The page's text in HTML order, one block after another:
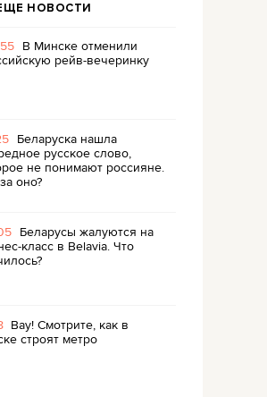
НОВОСТИ
В Минске отменили
рейв-вечеринку
Беларуска нашла
русское слово,
не понимают россияне.
оно?
Беларусы жалуются на
класс в Belavia. Что
Вау! Смотрите, как в
строят метро